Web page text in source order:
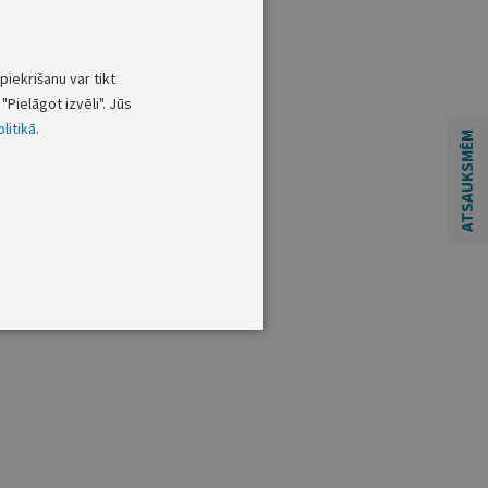
ATSAUKSMĒM
var tikt
izvēli". Jūs
.